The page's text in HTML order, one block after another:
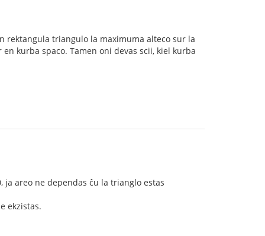
rektangula triangulo la maximuma alteco sur la
kurba spaco. Tamen oni devas scii, kiel kurba
areo ne dependas ĉu la trianglo estas
ekzistas.